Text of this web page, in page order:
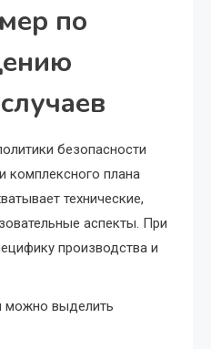
по
безопасности
комплексного плана
технические,
аспекты. При
производства и
можно выделить